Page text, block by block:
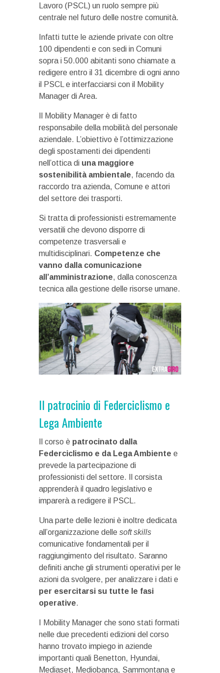
Lavoro (PSCL) un ruolo sempre più
centrale nel futuro delle nostre comunità.
Infatti tutte le aziende private con oltre
100 dipendenti e con sedi in Comuni
sopra i 50.000 abitanti sono chiamate a
redigere entro il 31 dicembre di ogni anno
il PSCL e interfacciarsi con il Mobility
Manager di Area.
Il Mobility Manager è di fatto
responsabile della mobilità del personale
aziendale. L’obiettivo è l’ottimizzazione
degli spostamenti dei dipendenti
nell’ottica di una maggiore
sostenibilità ambientale, facendo da
raccordo tra azienda, Comune e attori
del settore dei trasporti.
Si tratta di professionisti estremamente
versatili che devono disporre di
competenze trasversali e
multidisciplinari. Competenze che
vanno dalla comunicazione
all’amministrazione, dalla conoscenza
tecnica alla gestione delle risorse umane.
Il patrocinio di Federciclismo e
Lega Ambiente
Il corso è patrocinato dalla
Federciclismo e da Lega Ambiente e
prevede la partecipazione di
professionisti del settore. Il corsista
apprenderà il quadro legislativo e
imparerà a redigere il PSCL.
Una parte delle lezioni è inoltre dedicata
all’organizzazione delle soft skills
comunicative fondamentali per il
raggiungimento del risultato. Saranno
definiti anche gli strumenti operativi per le
azioni da svolgere, per analizzare i dati e
per esercitarsi su tutte le fasi
operative.
I Mobility Manager che sono stati formati
nelle due precedenti edizioni del corso
hanno trovato impiego in aziende
importanti quali Benetton, Hyundai,
Mediaset, Mediobanca, Sammontana e